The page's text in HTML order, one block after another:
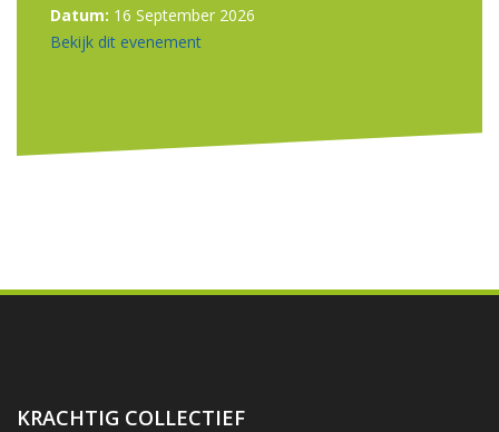
Datum: 16 September 2026
Bekijk dit evenement
KRACHTIG COLLECTIEF